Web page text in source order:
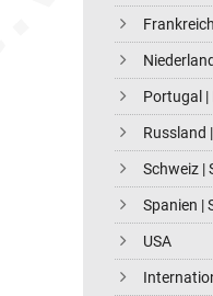
Portugal |
Russland
Schweiz |
Spanien |
USA